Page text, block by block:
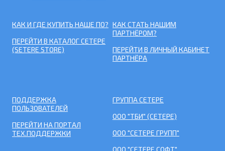
КАК И ГДЕ КУПИТЬ НАШЕ ПО?
ПЕРЕЙТИ В КАТАЛОГ СЕТЕРЕ
(SETERE STORE)
КАК СТАТЬ НАШИМ
ПАРТНЁРОМ?
ПЕРЕЙТИ В ЛИЧНЫЙ КАБИНЕТ
ПАРТНЁРА
ПОДДЕРЖКА
ПОЛЬЗОВАТЕЛЕЙ
ПЕРЕЙТИ НА ПОРТАЛ
ТЕХ.ПОДДЕРЖКИ
ГРУППА СЕТЕРЕ
ООО "ТБИ" (СЕТЕРЕ)
ООО "СЕТЕРЕ ГРУПП"
ООО "СЕТЕРЕ СОФТ"